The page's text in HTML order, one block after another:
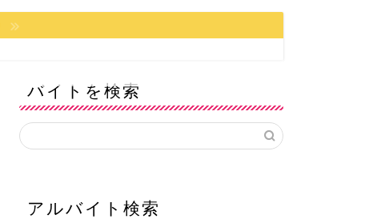
バイトを検索
アルバイト検索